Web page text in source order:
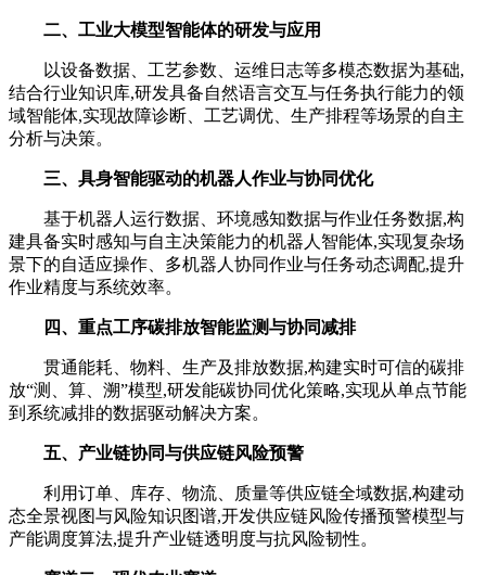
二、工业大模型智能体的研发与应用
以设备数据、工艺参数、运维日志等多模态数据为基础,
结合行业知识库,研发具备自然语言交互与任务执行能力的领
域智能体,实现故障诊断、工艺调优、生产排程等场景的自主
分析与决策。
三、具身智能驱动的机器人作业与协同优化
基于机器人运行数据、环境感知数据与作业任务数据,构
建具备实时感知与自主决策能力的机器人智能体,实现复杂场
景下的自适应操作、多机器人协同作业与任务动态调配,提升
作业精度与系统效率。
四、重点工序碳排放智能监测与协同减排
贯通能耗、物料、生产及排放数据,构建实时可信的碳排
放“测、算、溯”模型,研发能碳协同优化策略,实现从单点节能
到系统减排的数据驱动解决方案。
五、产业链协同与供应链风险预警
利用订单、库存、物流、质量等供应链全域数据,构建动
态全景视图与风险知识图谱,开发供应链风险传播预警模型与
产能调度算法,提升产业链透明度与抗风险韧性。